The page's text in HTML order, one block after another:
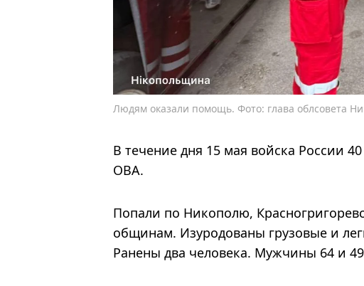
Людям оказали помощь. Фото: глава облсовета
В течение дня 15 мая войска России
ОВА.
Попали по Никополю,
общинам. Изуродованы грузовые и
Ранены два человека. Мужчины 64 и